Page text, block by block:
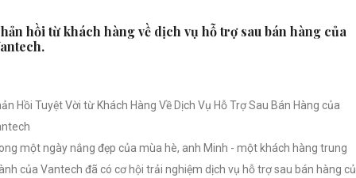
hồi từ khách hàng về dịch vụ hỗ trợ sau bán hàng của
Hồi Tuyệt Vời từ Khách Hàng Về Dịch Vụ Hỗ Trợ Sau Bán Hàng của
một ngày nắng đẹp của mùa hè, anh Minh - một khách hàng trung
của Vantech đã có cơ hội trải nghiệm dịch vụ hỗ trợ sau bán hàng